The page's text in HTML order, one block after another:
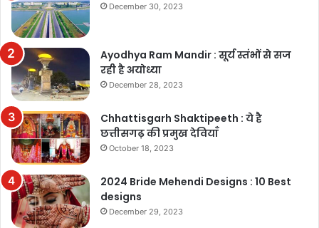
December 30, 2023
Ayodhya Ram Mandir : सूर्य स्तंभों से सज
रही है अयोध्या
December 28, 2023
Chhattisgarh Shaktipeeth : ये है
छत्तीसगढ़ की प्रमुख देवियाँ
October 18, 2023
2024 Bride Mehendi Designs : 10 Best
designs
December 29, 2023